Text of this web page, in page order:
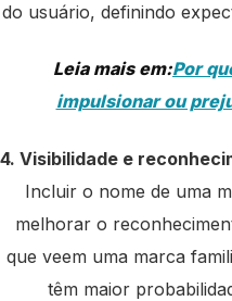
do usuário, definindo
Leia mais em:Por
impulsionar ou
4. Visibilidade e
Incluir o nome de uma
melhorar o
que veem uma marca
têm maior